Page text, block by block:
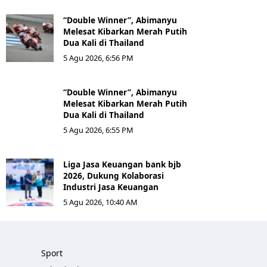
“Double Winner”, Abimanyu
Melesat Kibarkan Merah Putih
Dua Kali di Thailand
5 Agu 2026, 6:56 PM
“Double Winner”, Abimanyu
Melesat Kibarkan Merah Putih
Dua Kali di Thailand
5 Agu 2026, 6:55 PM
Liga Jasa Keuangan bank bjb
2026, Dukung Kolaborasi
Industri Jasa Keuangan
5 Agu 2026, 10:40 AM
Sport